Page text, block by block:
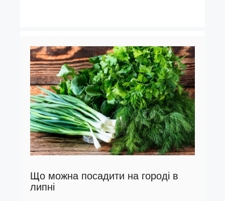
Що можна посадити на городі в
липні